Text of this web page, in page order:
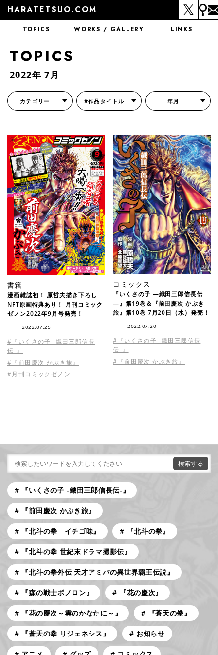
HARATETSUO.COM
TOPICS WORKS / GALLERY LINKS
TOPICS
2022年 7月
カテゴリー #作品タイトル 年月
書籍
漫画雑誌初！ 原哲夫描き下ろし
NFT原画特典あり！ 月刊コミック
ゼノン2022年9月号発売！
2022.07.25
#『いくさの子 -織田三郎信長
伝-』
#『前田慶次 かぶき旅』
#月刊コミックゼノン
コミックス
『いくさの子 ―織田三郎信長伝
―』第19巻＆『前田慶次 かぶき
旅』第10巻 7月20日（水）発売！
2022.07.20
#『いくさの子 -織田三郎信長
伝-』
#『前田慶次 かぶき旅』
『いくさの子 -織田三郎信長伝-』
『前田慶次 かぶき旅』
『北斗の拳 イチゴ味』 『北斗の拳』
『北斗の拳 世紀末ドラマ撮影伝』
『北斗の拳外伝 天才アミバの異世界覇王伝説』
『森の戦士ボノロン』 『花の慶次』
『花の慶次～雲のかなたに～』 『蒼天の拳』
『蒼天の拳 リジェネシス』 お知らせ